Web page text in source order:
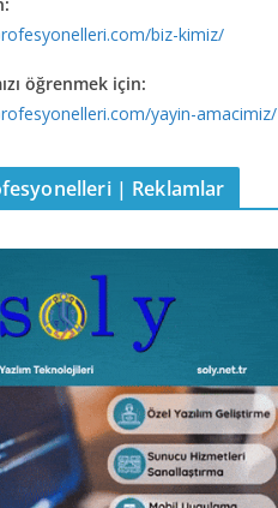
biz-kimiz/
öğrenmek için:
yayin-amacimiz/
| Reklamlar